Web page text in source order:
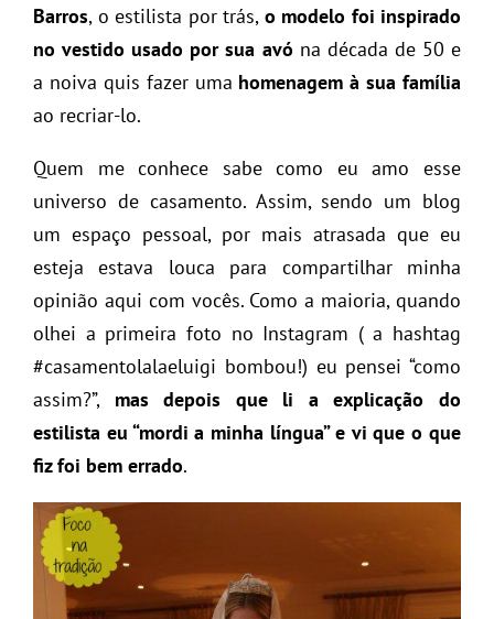
Barros, o estilista por trás, o modelo foi inspirado
no vestido usado por sua avó na década de 50 e
a noiva quis fazer uma homenagem à sua família
ao recriar-lo.
Quem me conhece sabe como eu amo esse
universo de casamento. Assim, sendo um blog
um espaço pessoal, por mais atrasada que eu
esteja estava louca para compartilhar minha
opinião aqui com vocês. Como a maioria, quando
olhei a primeira foto no Instagram ( a hashtag
#casamentolalaeluigi bombou!) eu pensei “como
assim?”, mas depois que li a explicação do
estilista eu “mordi a minha língua” e vi que o que
fiz foi bem errado.